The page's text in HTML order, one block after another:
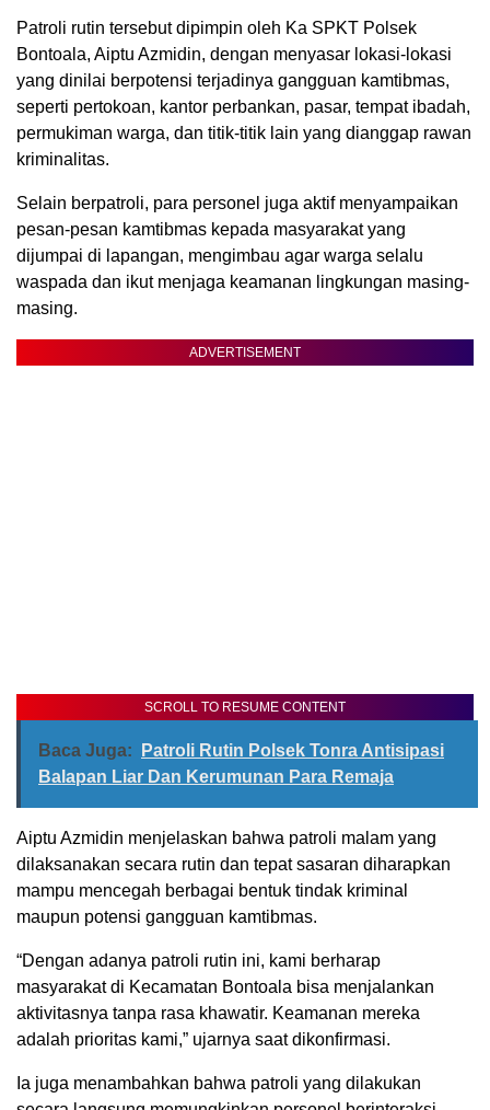
Patroli rutin tersebut dipimpin oleh Ka SPKT Polsek
Bontoala, Aiptu Azmidin, dengan menyasar lokasi-lokasi
yang dinilai berpotensi terjadinya gangguan kamtibmas,
seperti pertokoan, kantor perbankan, pasar, tempat ibadah,
permukiman warga, dan titik-titik lain yang dianggap rawan
kriminalitas.
Selain berpatroli, para personel juga aktif menyampaikan
pesan-pesan kamtibmas kepada masyarakat yang
dijumpai di lapangan, mengimbau agar warga selalu
waspada dan ikut menjaga keamanan lingkungan masing-
masing.
ADVERTISEMENT
SCROLL TO RESUME CONTENT
Baca Juga:
Patroli Rutin Polsek Tonra Antisipasi
Balapan Liar Dan Kerumunan Para Remaja
Aiptu Azmidin menjelaskan bahwa patroli malam yang
dilaksanakan secara rutin dan tepat sasaran diharapkan
mampu mencegah berbagai bentuk tindak kriminal
maupun potensi gangguan kamtibmas.
“Dengan adanya patroli rutin ini, kami berharap
masyarakat di Kecamatan Bontoala bisa menjalankan
aktivitasnya tanpa rasa khawatir. Keamanan mereka
adalah prioritas kami,” ujarnya saat dikonfirmasi.
Ia juga menambahkan bahwa patroli yang dilakukan